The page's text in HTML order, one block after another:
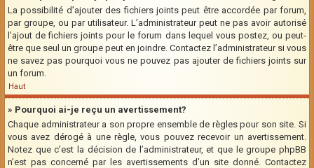
La possibilité d’ajouter des fichiers joints peut être accordée par forum,
par groupe, ou par utilisateur. L’administrateur peut ne pas avoir autorisé
l’ajout de fichiers joints pour le forum dans lequel vous postez, ou peut-
être que seul un groupe peut en joindre. Contactez l’administrateur si vous
ne savez pas pourquoi vous ne pouvez pas ajouter de fichiers joints sur
un forum.
Haut
» Pourquoi ai-je reçu un avertissement?
Chaque administrateur a son propre ensemble de règles pour son site. Si
vous avez dérogé à une règle, vous pouvez recevoir un avertissement.
Notez que c’est la décision de l’administrateur, et que le groupe phpBB
n’est pas concerné par les avertissements d’un site donné. Contactez